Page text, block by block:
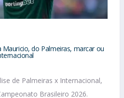
Mauricio, do Palmeiras, marcar ou
de Palmeiras x Internacional,
Brasileiro 2026.